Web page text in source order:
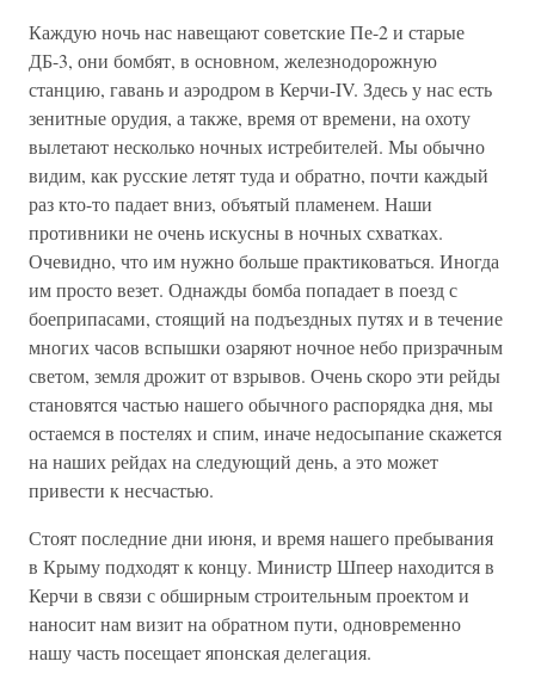
Каждую ночь нас навещают советские Пе-2 и старые
ДБ-3, они бомбят, в основном, железнодорожную
станцию, гавань и аэродром в Керчи-IV. Здесь у нас есть
зенитные орудия, а также, время от времени, на охоту
вылетают несколько ночных истребителей. Мы обычно
видим, как русские летят туда и обратно, почти каждый
раз кто-то падает вниз, объятый пламенем. Наши
противники не очень искусны в ночных схватках.
Очевидно, что им нужно больше практиковаться. Иногда
им просто везет. Однажды бомба попадает в поезд с
боеприпасами, стоящий на подъездных путях и в течение
многих часов вспышки озаряют ночное небо призрачным
светом, земля дрожит от взрывов. Очень скоро эти рейды
становятся частью нашего обычного распорядка дня, мы
остаемся в постелях и спим, иначе недосыпание скажется
на наших рейдах на следующий день, а это может
привести к несчастью.
Стоят последние дни июня, и время нашего пребывания
в Крыму подходят к концу. Министр Шпеер находится в
Керчи в связи с обширным строительным проектом и
наносит нам визит на обратном пути, одновременно
нашу часть посещает японская делегация.